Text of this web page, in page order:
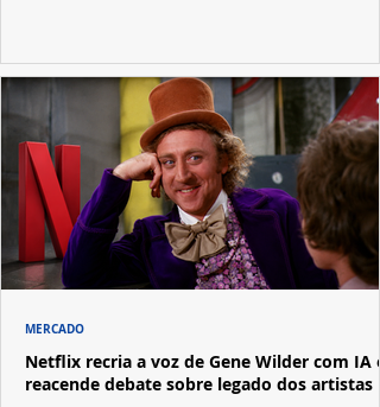
Netflix recria a voz de Gene Wilder com IA e
reacende debate sobre legado dos artistas
MERCADO